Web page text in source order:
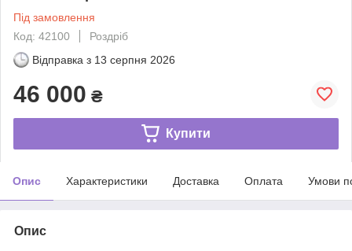
Під замовлення
Код: 42100
Роздріб
Відправка з 13 серпня 2026
46 000 ₴
Купити
Опис Характеристики Доставка Оплата Умови
Опис